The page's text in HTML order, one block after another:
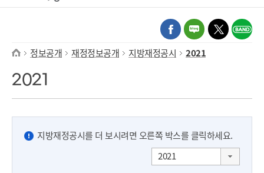
열기
열기
정보공개 재정정보공개 지방재정공시 2021
2021
지방재정공시를 더 보시려면 오른쪽 박스를 클릭하세요.
2021